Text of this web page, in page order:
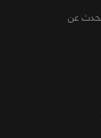
عن